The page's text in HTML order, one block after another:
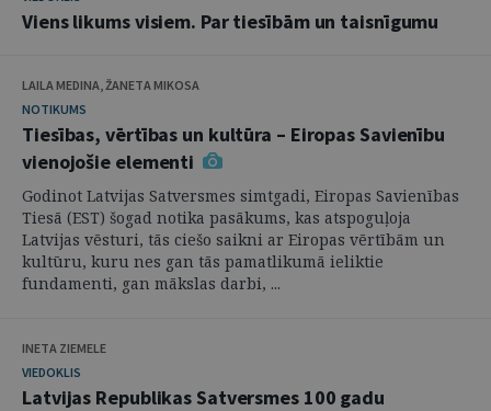
Viens likums visiem. Par tiesībām un taisnīgumu
LAILA MEDINA, ŽANETA MIKOSA
NOTIKUMS
Tiesības, vērtības un kultūra – Eiropas Savienību
vienojošie elementi
Godinot Latvijas Satversmes simtgadi, Eiropas Savienības
Tiesā (EST) šogad notika pasākums, kas atspoguļoja
Latvijas vēsturi, tās ciešo saikni ar Eiropas vērtībām un
kultūru, kuru nes gan tās pamatlikumā ieliktie
fundamenti, gan mākslas darbi, ...
INETA ZIEMELE
VIEDOKLIS
Latvijas Republikas Satversmes 100 gadu